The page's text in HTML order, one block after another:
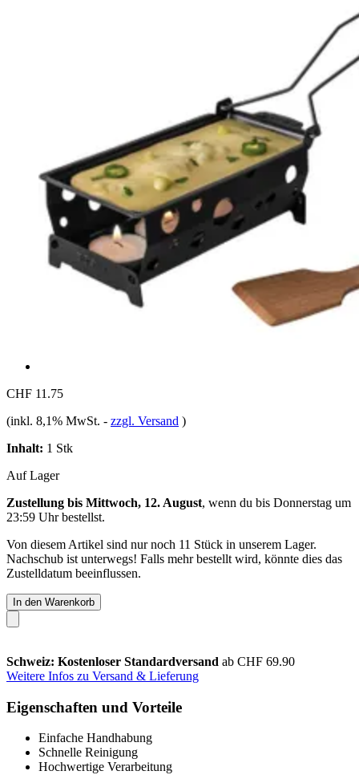
CHF 11.75
(inkl. 8,1% MwSt. - zzgl. Versand )
Inhalt: 1 Stk
Auf Lager
Zustellung bis Mittwoch, 12. August, wenn du bis Donnerstag um
23:59 Uhrbestellst.
Von diesem Artikel sind nur noch 11 Stück in unserem Lager.
Nachschub ist unterwegs! Falls mehr bestellt wird, könnte dies das
Zustelldatum beeinflussen.
In den Warenkorb
Schweiz: Kostenloser Standardversand ab CHF 69.90
Weitere Infos zu Versand & Lieferung
Eigenschaften und Vorteile
Einfache Handhabung
Schnelle Reinigung
Hochwertige Verarbeitung